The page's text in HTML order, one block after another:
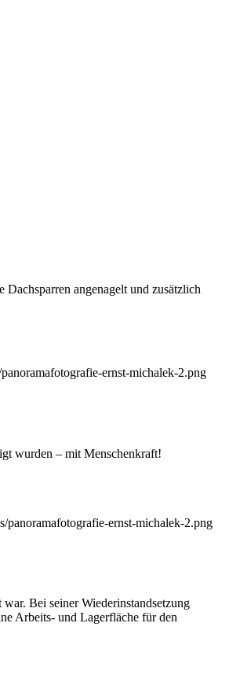
angenagelt und zusätzlich
ernst-michalek-2.png
wurden – mit Menschenkraft!
panoramafotografie-ernst-michalek-2.png
Bei seiner Wiederinstandsetzung
Arbeits- und Lagerfläche für den